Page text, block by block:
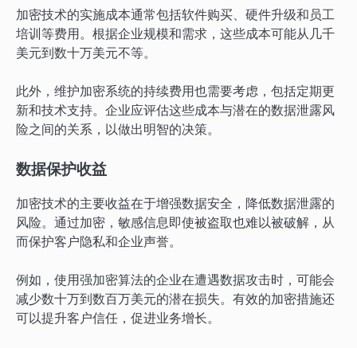
加密技术的实施成本通常包括软件购买、硬件升级和员工
培训等费用。根据企业规模和需求，这些成本可能从几千
美元到数十万美元不等。
此外，维护加密系统的持续费用也需要考虑，包括定期更
新和技术支持。企业应评估这些成本与潜在的数据泄露风
险之间的关系，以做出明智的决策。
数据保护收益
加密技术的主要收益在于增强数据安全，降低数据泄露的
风险。通过加密，敏感信息即使被盗取也难以被破解，从
而保护客户隐私和企业声誉。
例如，使用强加密算法的企业在遭遇数据攻击时，可能会
减少数十万到数百万美元的潜在损失。有效的加密措施还
可以提升客户信任，促进业务增长。